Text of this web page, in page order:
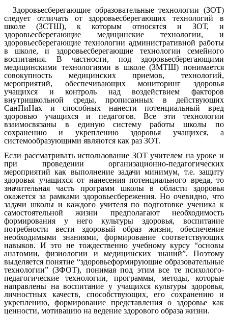
Здоровьесберегающие образовательные технологии (ЗОТ)
следует отличать от здоровьесберегающих технологий в
школе (ЗСТШ), к которым относятся и ЗОТ, и
здоровьесберегающие медицинские технологии, и
здоровьесберегающие технологии административной работы
в школе, и здоровьесберегающие технологии семейного
воспитания. В частности, под здоровьесберегающими
медицинскими технологиями в школе (ЗМТШ) понимается
совокупность медицинских приемов, технологий,
мероприятий, обеспечивающих мониторинг здоровья
учащихся и контроль над воздействием факторов
внутришкольной среды, прописанных в действующих
СанПиНах и способных нанести потенциальный вред
здоровью учащихся и педагогов. Все эти технологии
взаимосвязаны в единую систему работы школы по
сохранению и укреплению здоровья учащихся, а
системообразующими являются как раз ЗОТ.
Если рассматривать использование ЗОТ учителем на уроке и
при проведении организационно-педагогических
мероприятий как выполнение задачи минимум, т.е. защиту
здоровья учащихся от нанесения потенциального вреда, то
значительная часть программ школы в области здоровья
окажется за рамками здоровьесбережения. Но очевидно, что
задачи школы и каждого учителя по подготовке ученика к
самостоятельной жизни предполагают необходимость
формирования у него культуры здоровья, воспитание
потребности вести здоровый образ жизни, обеспечение
необходимыми знаниями, формирование соответствующих
навыков. И это не тождественно учебному курсу “основы
анатомии, физиологии и медицинских знаний”. Поэтому
выделяется понятие “здоровьеформирующие образовательные
технологии” (ЗФОТ), понимая под этим все те психолого-
педагогические технологии, программы, методы, которые
направлены на воспитание у учащихся культуры здоровья,
личностных качеств, способствующих, его сохранению и
укреплению, формирование представления о здоровье как
ценности, мотивацию на ведение здорового образа жизни.